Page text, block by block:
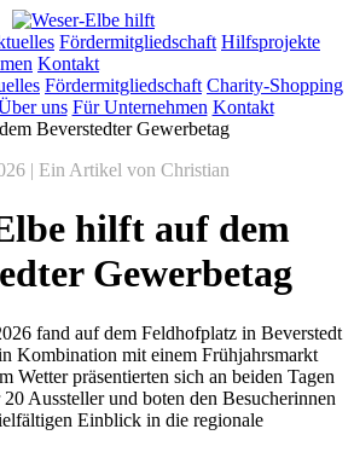
Fördermitgliedschaft Hilfsprojekte
Kontakt
Fördermitgliedschaft Charity-Shopping
uns Für Unternehmen Kontakt
| Ein Artikel von Christian
hilft auf dem
Gewerbetag
fand auf dem Feldhofplatz in Beverstedt
Kombination mit einem Frühjahrsmarkt
Wetter präsentierten sich an beiden Tagen
Aussteller und boten den Besucherinnen
Einblick in die regionale